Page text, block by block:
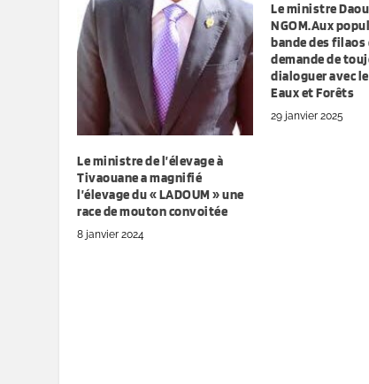
Le ministre de l’élevage à
Tivaouane a magnifié
l’élevage du « LADOUM » une
race de mouton convoitée
8 janvier 2024
Le ministre
NGOM.Aux
bande des filaos
demande de
dialoguer avec
Eaux et Forêts
29 janvier 2025